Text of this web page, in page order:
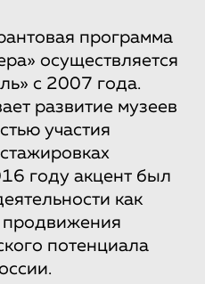
программа
осуществляется
с 2007 года.
развитие музеев
участия
году акцент был
как
потенциала